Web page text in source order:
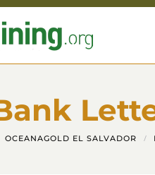
OCEANAGOLD EL SALVADOR